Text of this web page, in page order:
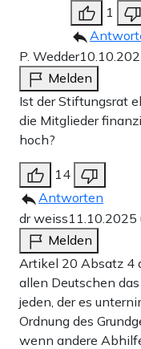
1
P. Wedder
Melden
Ist der Stiftungsrat
die Mitglieder
hoch?
14
Antworten
dr weiss11.10.2025
Melden
Artikel 20 Absatz 4
allen Deutschen
jeden, der es
Ordnung des
wenn andere